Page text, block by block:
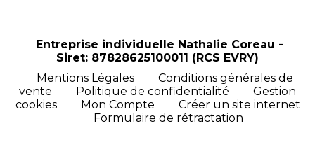
Entreprise individuelle Nathalie Coreau -
Siret: 87828625100011 (RCS EVRY)
Mentions Légales
Conditions générales de
vente
Politique de confidentialité
Gestion
cookies
Mon Compte
Créer un site internet
Formulaire de rétractation